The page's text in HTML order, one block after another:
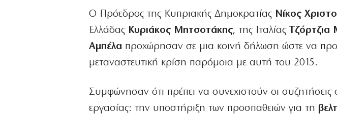
Ο Πρόεδρος της Κυπριακής Δημοκρατίας Νίκος
Ελλάδας Κυριάκος Μητσοτάκης, της ΙταλίαςΤζόρτζια
Αμπέλα προχώρησαν σε μια κοινή δήλωση ώστε να
μεταναστευτική κρίση παρόμοια με αυτή του 2015.
Συμφώνησαν ότι πρέπει να συνεχιστούν οι συζητήσεις
εργασίας: την υποστήριξη των προσπαθειών για τη